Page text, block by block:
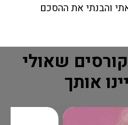
והבנתי את ההסכם
שאולי
אותך